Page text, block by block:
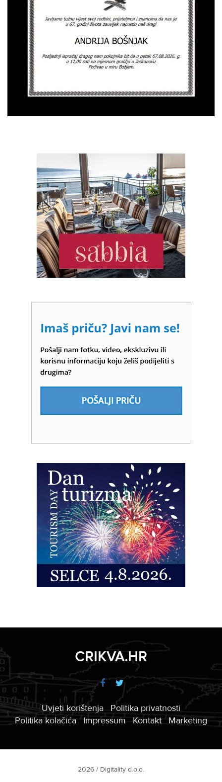
CRIKVA.HR
Uvjeti korištenja
Politika privatnosti
Politika kolačića
Impressum Kontakt Marketing
2026 / Digitality d.o.o.